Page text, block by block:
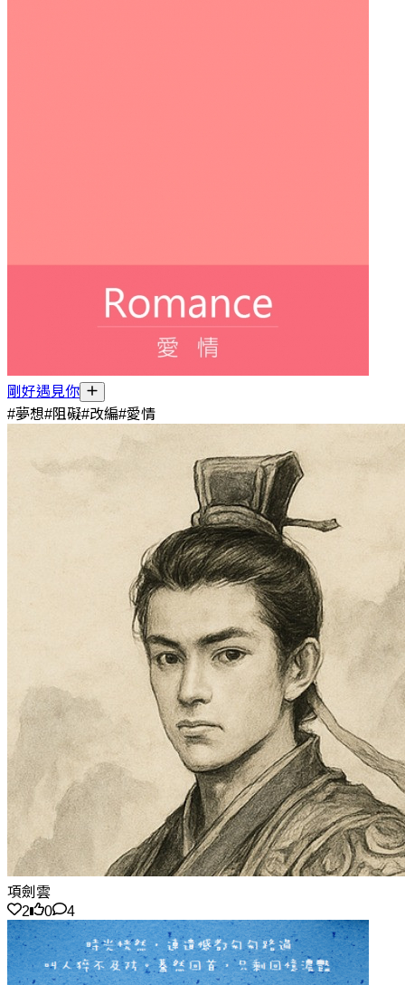
剛好遇見你
#夢想#阻礙#改編#愛情
項劍雲
2
0 4